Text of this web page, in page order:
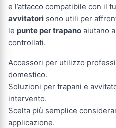
e l’attacco compatibile con il
avvitatori sono utili per
le punte per trapano aiutano
controllati.
Accessori per utilizzo
domestico.
Soluzioni per trapani e
intervento.
Scelta più semplice
applicazione.